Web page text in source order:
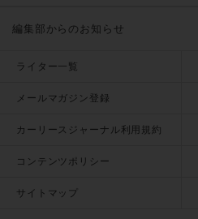
編集部からのお知らせ
ライター一覧
メールマガジン登録
カーリースジャーナル利用規約
コンテンツポリシー
サイトマップ